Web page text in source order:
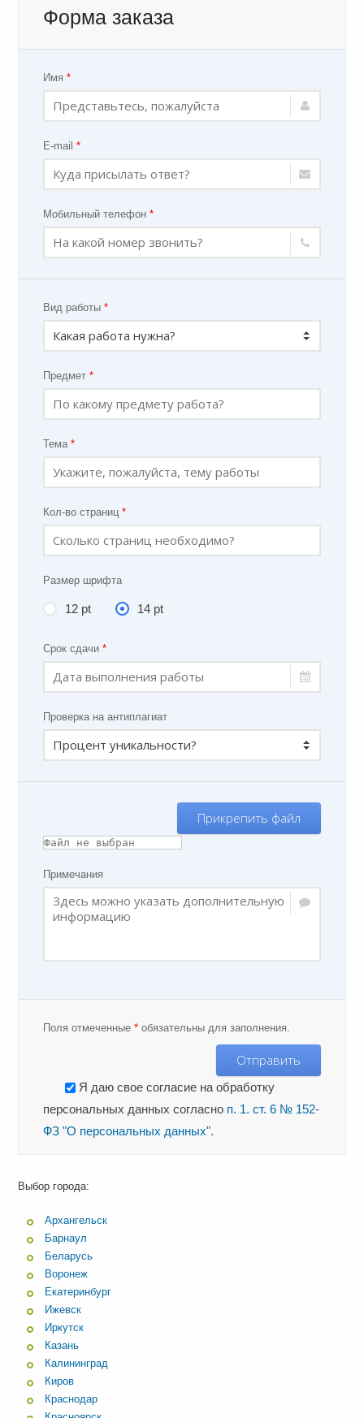
Форма заказа
Имя*
E-mail*
Мобильный телефон*
Вид работы*
Предмет*
Тема*
Кол-во страниц*
Размер шрифта
12 pt 14 pt
Срок сдачи*
Проверка на антиплагиат
Прикрепить файл
Примечания
Поля отмеченные* обязательны для заполнения.
Отправить
Я даю свое согласие на обработку
персональных данных согласно п. 1. ст. 6 № 152-
ФЗ "О персональных данных".
Выбор города:
Архангельск
Барнаул
Беларусь
Воронеж
Екатеринбург
Ижевск
Иркутск
Казань
Калининград
Киров
Краснодар